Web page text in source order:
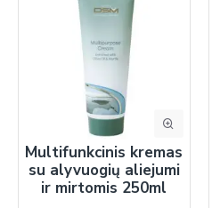
Multifunkcinis kremas
su alyvuogių aliejumi
ir mirtomis 250ml